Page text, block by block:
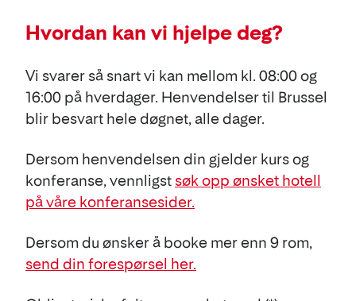
Hvordan kan vi hjelpe deg?
Vi svarer så snart vi kan mellom kl. 08:00 og
16:00 på hverdager. Henvendelser til Brussel
blir besvart hele døgnet, alle dager.
Dersom henvendelsen din gjelder kurs og
konferanse, vennligst søk opp ønsket hotell
på våre konferansesider.
Dersom du ønsker å booke mer enn 9 rom,
send din forespørsel her.